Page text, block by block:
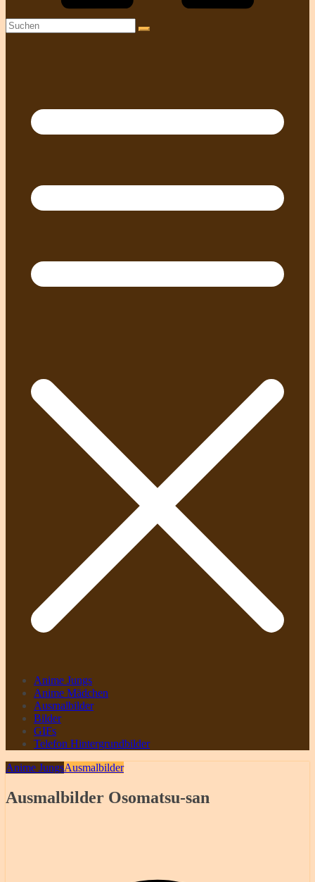
Anime Jungs
Anime Mädchen
Ausmalbilder
Bilder
GIFs
Telefon Hintergrundbilder
Anime JungsAusmalbilder
Ausmalbilder Osomatsu-san